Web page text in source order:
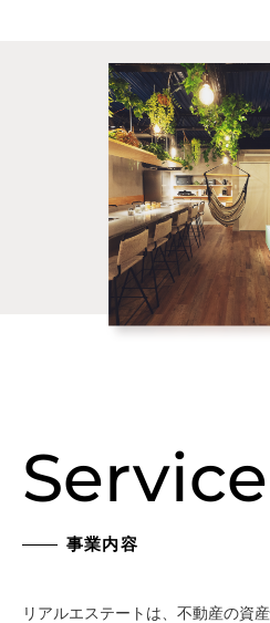
Service
事業内容
リアルエステートは、不動産の資